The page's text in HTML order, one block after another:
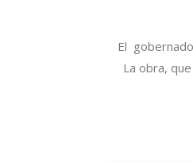
El
La obra,